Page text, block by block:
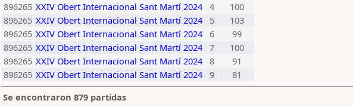
896265 XXIV Obert Internacional Sant Martí 2024 4
100
896265 XXIV Obert Internacional Sant Martí 2024 5
103
896265 XXIV Obert Internacional Sant Martí 2024 6
99
896265 XXIV Obert Internacional Sant Martí 2024 7
100
896265 XXIV Obert Internacional Sant Martí 2024 8
91
896265 XXIV Obert Internacional Sant Martí 2024 9
81
Se encontraron 879 partidas